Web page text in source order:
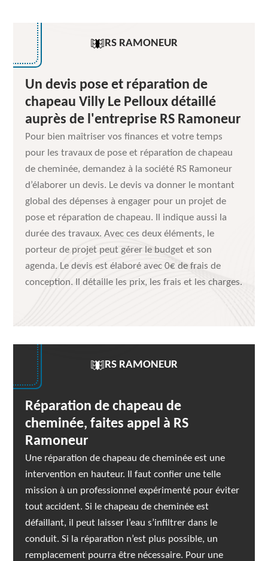
RS RAMONEUR
Un devis pose et réparation de
chapeau Villy Le Pelloux détaillé
auprès de l'entreprise RS Ramoneur
Pour bien maîtriser vos finances et votre temps
pour les travaux de pose et réparation de chapeau
de cheminée, demandez à la société RS Ramoneur
d’élaborer un devis. Le devis va donner le montant
global des dépenses à engager pour un projet de
pose et réparation de chapeau. Il indique aussi la
durée des travaux. Avec ces deux éléments, le
porteur de projet peut gérer le budget et son
agenda. Le devis est élaboré avec 0€ de frais de
conception. Il détaille les prix, les frais et les charges.
RS RAMONEUR
Réparation de chapeau de
cheminée, faites appel à RS
Ramoneur
Une réparation de chapeau de cheminée est une
intervention en hauteur. Il faut confier une telle
mission à un professionnel expérimenté pour éviter
tout accident. Si le chapeau de cheminée est
défaillant, il peut laisser l’eau s’infiltrer dans le
conduit. Si la réparation n’est plus possible, un
remplacement pourra être nécessaire. Pour une